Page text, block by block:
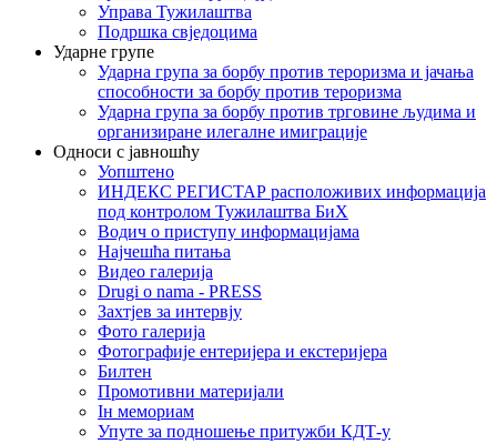
Управа Тужилаштва
Подршка свједоцима
Ударне групе
Ударна група за борбу против тероризма и јачања
способности за борбу против тероризма
Ударна група за борбу против трговине људима и
организиране илегалне имиграције
Односи с јавношћу
Уопштено
ИНДЕКС РЕГИСТАР расположивих информација
под контролом Тужилаштва БиХ
Водич о приступу информацијама
Најчешћа питања
Видео галерија
Drugi o nama - PRESS
Захтјев за интервју
Фото галерија
Фотографије ентеријера и екстеријера
Билтен
Промотивни материјали
Iн мемориам
Упуте за подношење притужби КДТ-у